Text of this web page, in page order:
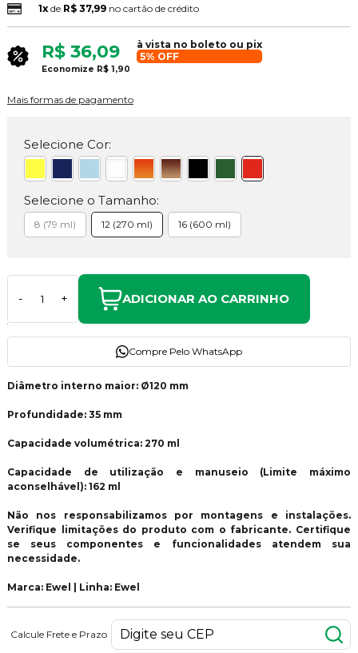
1xde R$ 37,99 no cartão de crédito
R$ 36,09
à vista no boleto ou pix
5% OFF
Economize R$ 1,90
Mais formas de pagamento
Selecione Cor:
Selecione o Tamanho:
8 (79 ml) 12 (270 ml) 16 (600 ml)
- + ADICIONAR AO CARRINHO
Compre Pelo WhatsApp
Diâmetro interno maior: Ø120 mm
Profundidade: 35 mm
Capacidade volumétrica: 270 ml
Capacidade de utilização e manuseio (Limite máximo
aconselhável): 162 ml
Não nos responsabilizamos por montagens e instalações.
Verifique limitações do produto com o fabricante. Certifique
se seus componentes e funcionalidades atendem sua
necessidade.
Marca: Ewel | Linha: Ewel
Calcule Frete e Prazo